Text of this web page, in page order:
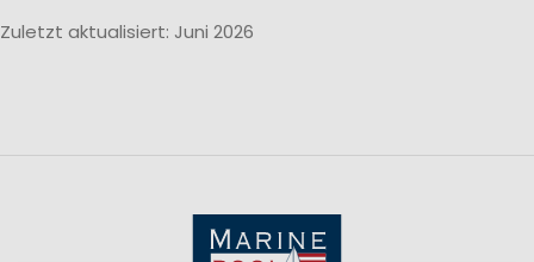
Zuletzt aktualisiert: Juni 2026